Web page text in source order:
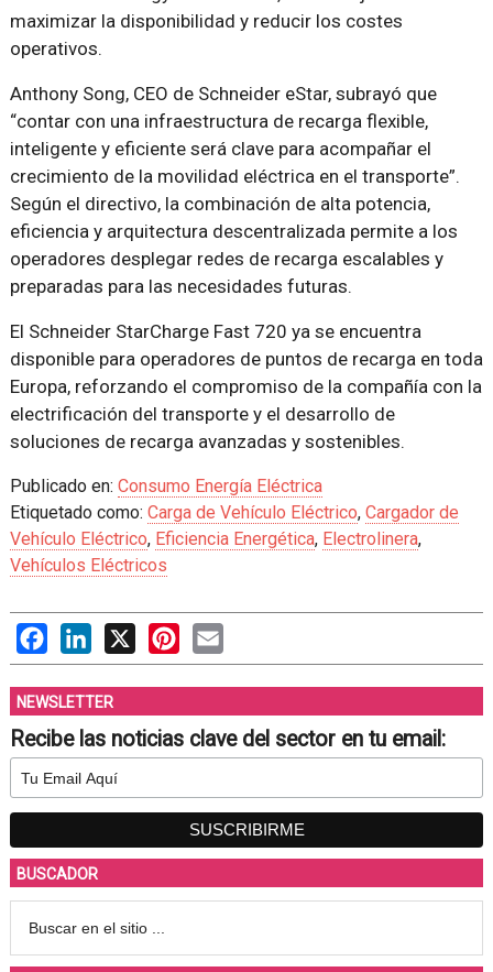
maximizar la disponibilidad y reducir los costes
operativos.
Anthony Song, CEO de Schneider eStar, subrayó que
“contar con una infraestructura de recarga flexible,
inteligente y eficiente será clave para acompañar el
crecimiento de la movilidad eléctrica en el transporte”.
Según el directivo, la combinación de alta potencia,
eficiencia y arquitectura descentralizada permite a los
operadores desplegar redes de recarga escalables y
preparadas para las necesidades futuras.
El Schneider StarCharge Fast 720 ya se encuentra
disponible para operadores de puntos de recarga en toda
Europa, reforzando el compromiso de la compañía con la
electrificación del transporte y el desarrollo de
soluciones de recarga avanzadas y sostenibles.
Publicado en: Consumo Energía Eléctrica
Etiquetado como: Carga de Vehículo Eléctrico, Cargador de
Vehículo Eléctrico, Eficiencia Energética, Electrolinera,
Vehículos Eléctricos
FacebookLinkedIn
X PinterestEmail
NEWSLETTER
Recibe las noticias clave del sector en tu email:
BUSCADOR